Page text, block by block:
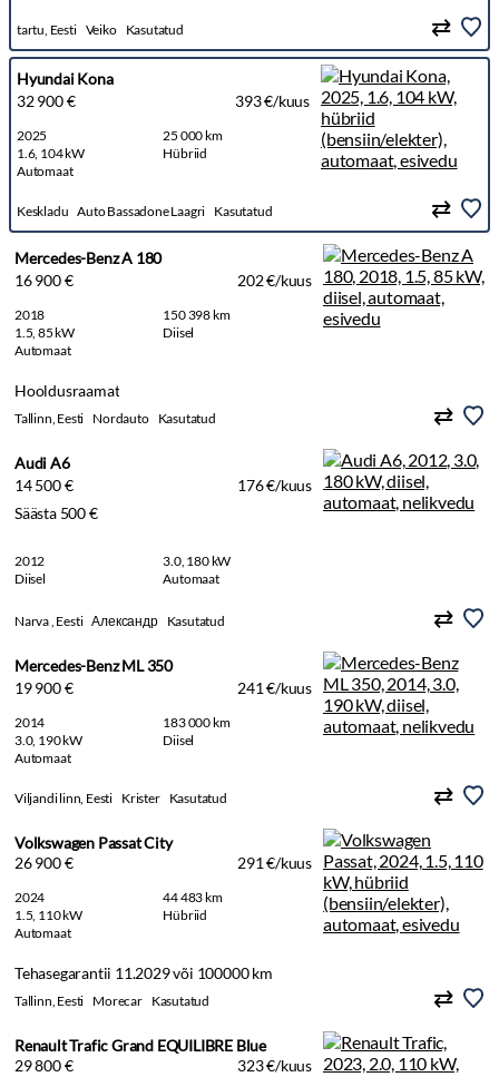
tartu, Eesti Veiko Kasutatud
Hyundai Kona
32 900 €
393 €/kuus
2025
25 000 km
1.6, 104 kW
Hübriid
Automaat
Keskladu Auto Bassadone Laagri Kasutatud
Mercedes-Benz A 180
16 900 €
202 €/kuus
2018
150 398 km
1.5, 85 kW
Diisel
Automaat
Hooldusraamat
Tallinn, Eesti Nordauto Kasutatud
Audi A6
14 500 €
176 €/kuus
Säästa 500 €
2012
3.0, 180 kW
Diisel
Automaat
Narva , Eesti Александр Kasutatud
Mercedes-Benz ML 350
19 900 €
241 €/kuus
2014
183 000 km
3.0, 190 kW
Diisel
Automaat
Viljandi linn, Eesti Krister Kasutatud
Volkswagen Passat City
26 900 €
291 €/kuus
2024
44 483 km
1.5, 110 kW
Hübriid
Automaat
Tehasegarantii 11.2029 või 100000 km
Tallinn, Eesti Morecar Kasutatud
Renault Trafic Grand EQUILIBRE Blue
29 800 €
323 €/kuus